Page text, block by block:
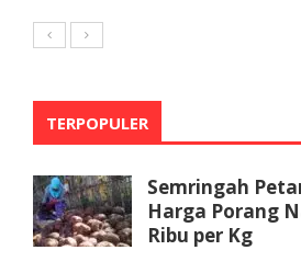
TERPOPULER
Semringah
Harga Porang
Ribu per Kg